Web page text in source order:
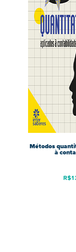
Métodos
à
R$